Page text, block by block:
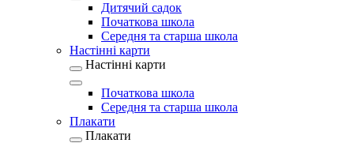
Дитячий садок
Початкова школа
Середня та старша школа
Настінні карти
Настінні карти
Початкова школа
Середня та старша школа
Плакати
Плакати